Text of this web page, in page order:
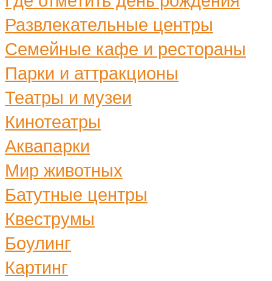
Развлекательные центры
Семейные кафе и рестораны
Парки и аттракционы
Театры и музеи
Кинотеатры
Аквапарки
Мир животных
Батутные центры
Квеструмы
Боулинг
Картинг